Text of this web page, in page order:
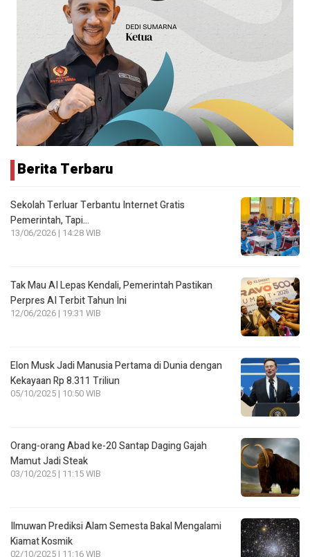
Berita Terbaru
Sekolah Terluar Terbantu Internet Gratis
Pemerintah, Tapi…
13/06/2026 | 14:28 WIB
Tak Mau AI Lepas Kendali, Pemerintah Pastikan
Perpres AI Terbit Tahun Ini
12/06/2026 | 19:31 WIB
Elon Musk Jadi Manusia Pertama di Dunia dengan
Kekayaan Rp 8.311 Triliun
05/10/2025 | 10:50 WIB
Orang-orang Abad ke-20 Santap Daging Gajah
Mamut Jadi Steak
03/10/2025 | 11:15 WIB
Ilmuwan Prediksi Alam Semesta Bakal Mengalami
Kiamat Kosmik
02/10/2025 | 11:16 WIB